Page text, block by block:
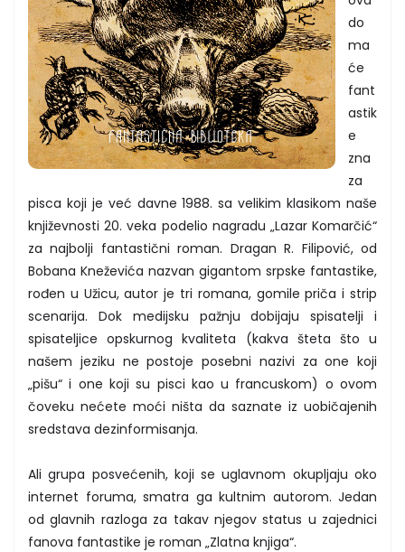
do
ma
će
fant
astik
e
zna
za
pisca koji je već davne 1988. sa velikim klasikom naše
književnosti 20. veka podelio nagradu „Lazar Komarčić“
za najbolji fantastični roman. Dragan R. Filipović, od
Bobana Kneževića nazvan gigantom srpske fantastike,
rođen u Užicu, autor je tri romana, gomile priča i strip
scenarija. Dok medijsku pažnju dobijaju spisatelji i
spisateljice opskurnog kvaliteta (kakva šteta što u
našem jeziku ne postoje posebni nazivi za one koji
„pišu“ i one koji su pisci kao u francuskom) o ovom
čoveku nećete moći ništa da saznate iz uobičajenih
sredstava dezinformisanja.
Ali grupa posvećenih, koji se uglavnom okupljaju oko
internet foruma, smatra ga kultnim autorom. Jedan
od glavnih razloga za takav njegov status u zajednici
fanova fantastike je roman „Zlatna knjiga“.